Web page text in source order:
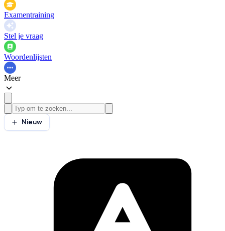
Examentraining
Stel je vraag
Woordenlijsten
Meer
Nieuw